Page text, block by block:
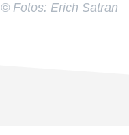
© Fotos: Erich Satran